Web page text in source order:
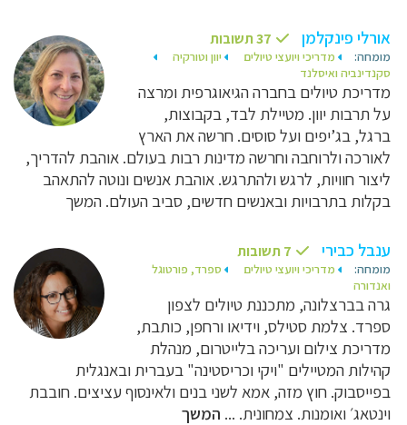
אורלי פינקלמן 37 תשובות
מומחה: מדריכי ויועצי טיולים
יוון וטורקיה
סקנדינביה ואיסלנד
מדריכת טיולים בחברה הגיאוגרפית ומרצה
על תרבות יוון. מטיילת לבד, בקבוצות,
ברגל, בג’יפים ועל סוסים. חרשה את הארץ
לאורכה ולרוחבה וחרשה מדינות רבות בעולם. אוהבת להדריך,
ליצור חוויות, לרגש ולהתרגש. אוהבת אנשים ונוטה להתאהב
בקלות בתרבויות ובאנשים חדשים, סביב העולם. המשך
ענבל כבירי 7 תשובות
מומחה: מדריכי ויועצי טיולים
ספרד, פורטוגל
ואנדורה
גרה בברצלונה, מתכננת טיולים לצפון
ספרד. צלמת סטילס, וידיאו ורחפן, כותבת,
מדריכת צילום ועריכה בלייטרום, מנהלת
קהילות המטיילים "ויקי וכריסטינה" בעברית ובאנגלית
בפייסבוק. חוץ מזה, אמא לשני בנים ולאינסוף עציצים. חובבת
וינטאג׳ ואומנות. צמחונית. ... המשך